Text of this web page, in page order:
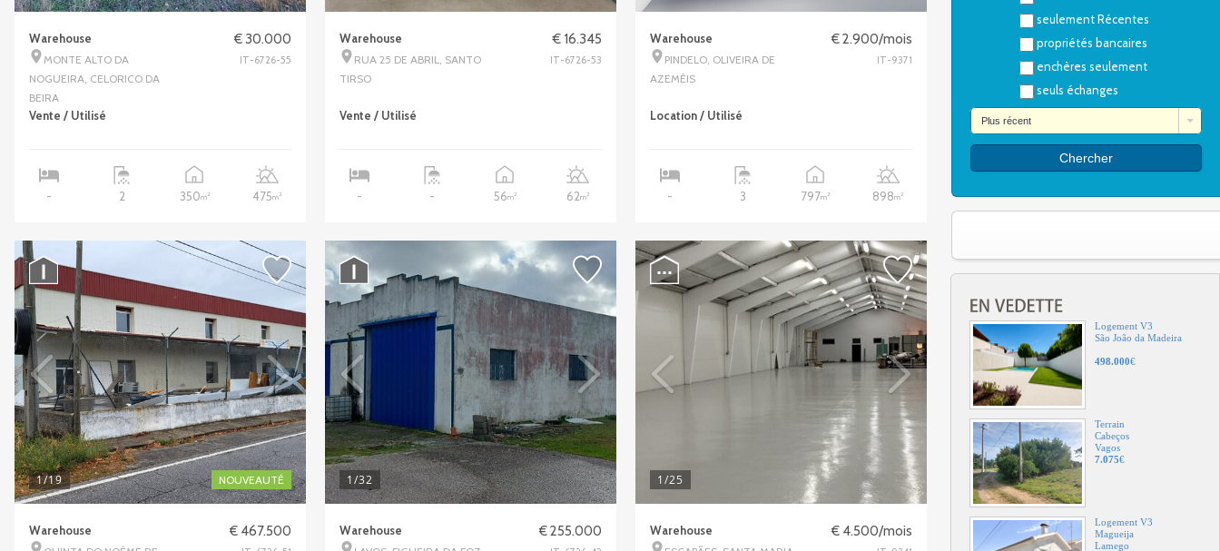
seulement Récentes
propriétés bancaires
enchères seulement
seuls échanges
Plus récent
Prado
17.255€
Santa Maria da Feira
62.000
498.000€
Terrain
Cabeços
7.075€
Logement V3
Magueija
Lamego
73.950
Logement V3
Santa Maria da Feira
Warehouse
MONTE ALTO DA
NOGUEIRA, CELORICO DA
BEIRA
€ 30.000
IT-6726-55
Vente / Utilisé
- 2 350m2 475m2
Warehouse
RUA 25 DE ABRIL, SANTO
TIRSO
€ 16.345
IT-6726-53
Vente / Utilisé
- - 56m2 62m2
Warehouse
PINDELO, OLIVEIRA DE
AZEMÉIS
€ 2.900/mois
IT-9371
Location / Utilisé
- 3 797m2 898m2
1/19 NOUVEAUTÉ
Warehouse € 467.500
1/32
Warehouse € 255.000
1/25
Warehouse € 4.500/mois